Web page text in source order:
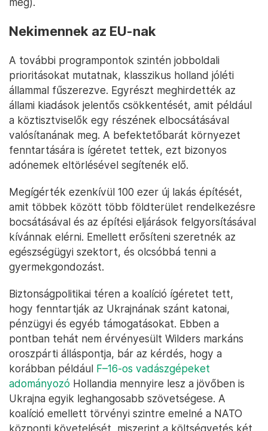
ismeretét, és szigorúbb nyelvi követelményeket
támasztanának. Emellett szabályozni akarják az
imákra való hangos felhívást, ami leginkább a
muszlim vallás müezzinjeire vonatkozna.
Érdekesség, hogy az egyezmény megemlíti az
izraeli holland nagykövetség Jeruzsálembe való
áthelyezését is, amit eddig csak az Egyesült
Államok, Guatemala, Honduras, Pápua Új-Guinea és
Koszovó tett meg (az is felmerült, hogy
Magyarország nagykövetségét is átköltöztethetik
oda Tel-Avivból, de ez eddig még nem történt
meg).
Nekimennek az EU-nak
A további programpontok szintén jobboldali
prioritásokat mutatnak, klasszikus holland jóléti
állammal fűszerezve. Egyrészt meghirdették az
állami kiadások jelentős csökkentését, amit például
a köztisztviselők egy részének elbocsátásával
valósítanának meg. A befektetőbarát környezet
fenntartására is ígéretet tettek, ezt bizonyos
adónemek eltörlésével segítenék elő.
Megígérték ezenkívül 100 ezer új lakás építését,
amit többek között több földterület rendelkezésre
bocsátásával és az építési eljárások felgyorsításával
kívánnak elérni. Emellett erősíteni szeretnék az
egészségügyi szektort, és olcsóbbá tenni a